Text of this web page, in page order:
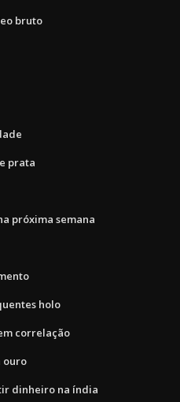
bruto
prata
próxima semana
holo
correlação
ouro
dinheiro na índia